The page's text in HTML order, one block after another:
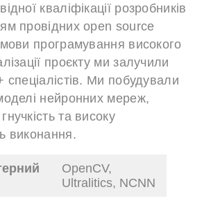
кваліфікації розробників
провідних open source
програмування високого
проєкту ми залучили
Ми побудували
нейронних мереж,
та високу
виконання.
OpenCV,
Ultralitics, NCNN